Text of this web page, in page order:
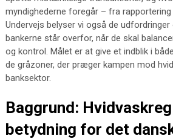
myndighederne foregår – fra
Undervejs belyser vi også de
bankerne står overfor, når de skal
og kontrol. Målet er at give et indblik i
de gråzoner, der præger kampen mod
banksektor.
Baggrund:
betydning for det